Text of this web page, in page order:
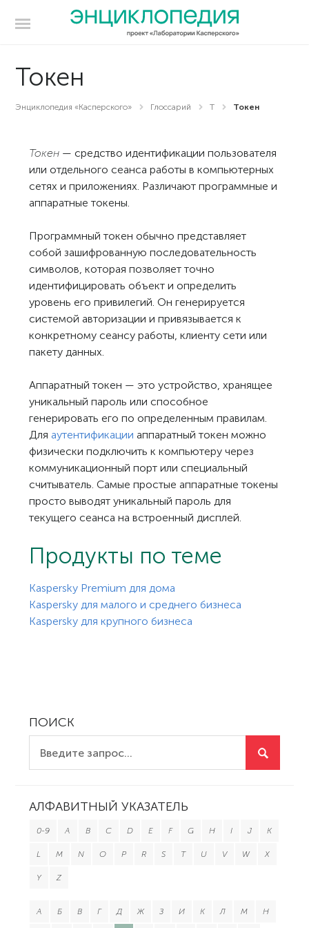
Токен
Энциклопедия «Касперского» Глоссарий Т Токен
Токен — средство идентификации пользователя
или отдельного сеанса работы в компьютерных
сетях и приложениях. Различают программные и
аппаратные токены.
Программный токен обычно представляет
собой зашифрованную последовательность
символов, которая позволяет точно
идентифицировать объект и определить
уровень его привилегий. Он генерируется
системой авторизации и привязывается к
конкретному сеансу работы, клиенту сети или
пакету данных.
Аппаратный токен — это устройство, хранящее
уникальный пароль или способное
генерировать его по определенным правилам.
Для аутентификации аппаратный токен можно
физически подключить к компьютеру через
коммуникационный порт или специальный
считыватель. Самые простые аппаратные токены
просто выводят уникальный пароль для
текущего сеанса на встроенный дисплей.
Продукты по теме
Kaspersky Premium для дома
Kaspersky для малого и среднего бизнеса
Kaspersky для крупного бизнеса
ПОИСК
АЛФАВИТНЫЙ УКАЗАТЕЛЬ
0-9 A B C D E F G H I J K
L M N O P R S T U V W X
Y Z
А Б В Г Д Ж З И К Л М Н